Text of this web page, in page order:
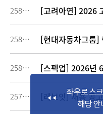
258951 [고려아연] 2026
258090 [현대자동차그룹
258057 [스펙업] 2026년
257638 [레브잇] 채용 공고